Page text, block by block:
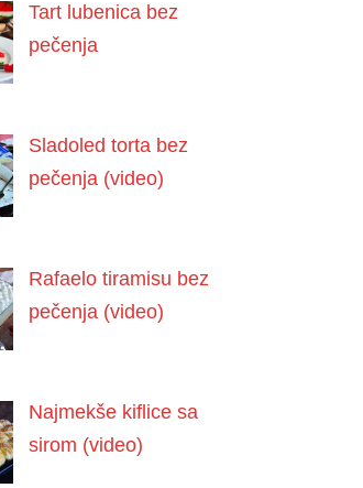
Tart lubenica bez
pečenja
Sladoled torta bez
pečenja (video)
Rafaelo tiramisu bez
pečenja (video)
Najmekše kiflice sa
sirom (video)